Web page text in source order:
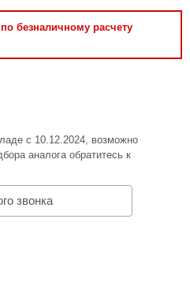
безналичному расчету
с 10.12.2024, возможно
аналога обратитесь к
звонка